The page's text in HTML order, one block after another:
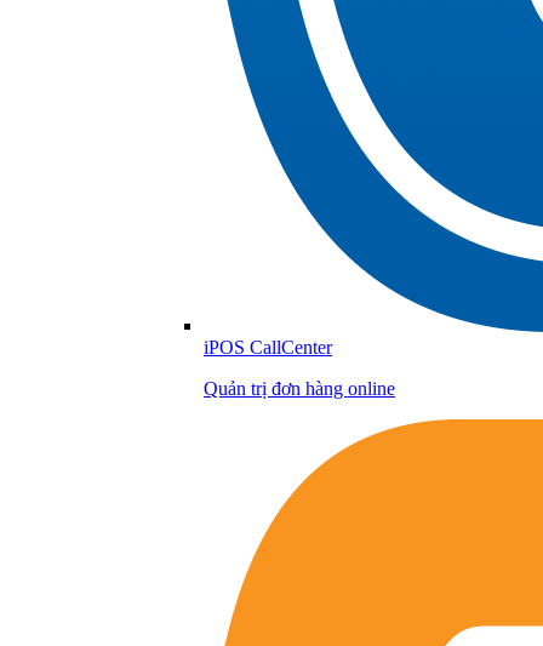
iPOS CallCenter
Quản trị đơn hàng online